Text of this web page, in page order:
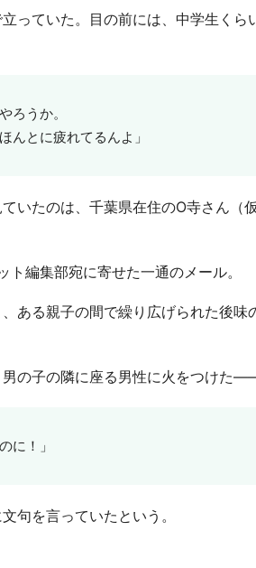
四国 徳島 香川
六本木ヒルズ展望台でコ
る！ アニメ
っていた。目の前には、中学生くら
ろうか。
んとに疲れてるんよ」
いたのは、千葉県在住のO寺さん（
編集部宛に寄せた一通のメール。
ある親子の間で繰り広げられた後味
の子の隣に座る男性に火をつけた
に！」
句を言っていたという。